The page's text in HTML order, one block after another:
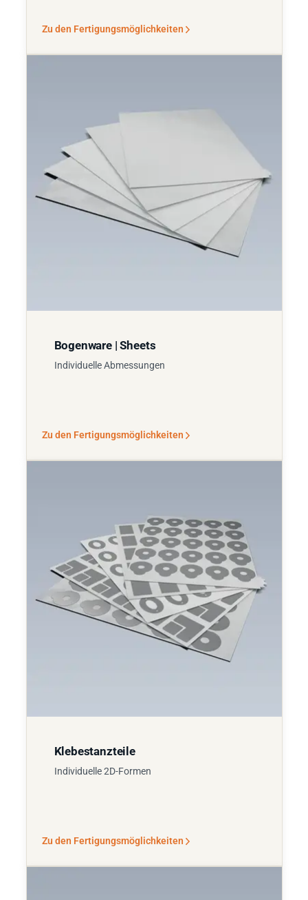
Zu den Fertigungsmöglichkeiten
Bogenware | Sheets
Individuelle Abmessungen
Zu den Fertigungsmöglichkeiten
Klebestanzteile
Individuelle 2D-Formen
Zu den Fertigungsmöglichkeiten